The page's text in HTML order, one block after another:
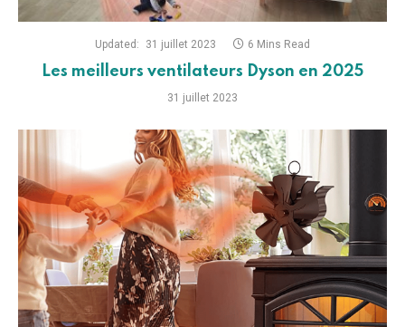
Updated: 31 juillet 2023 6 Mins Read
Les meilleurs ventilateurs Dyson en 2025
31 juillet 2023